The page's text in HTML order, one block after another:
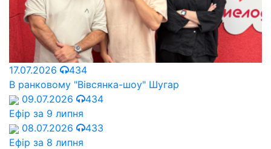
17.07.2026
434
В ранковому "Вівсянка-шоу" Шугар
09.07.2026
434
Ефір за 9 липня
08.07.2026
433
Ефір за 8 липня